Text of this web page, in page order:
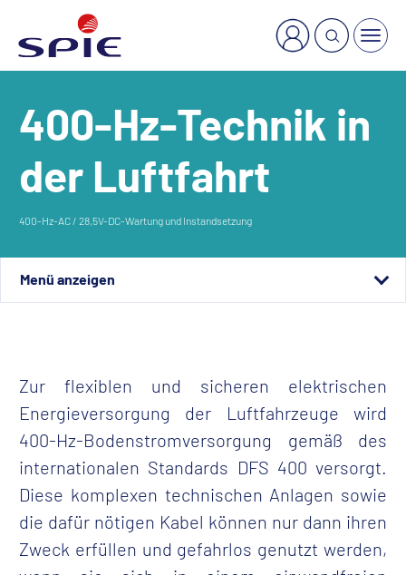
400-Hz-Technik in
der Luftfahrt
400-Hz-AC / 28,5V-DC-Wartung und Instandsetzung
Ihre Vorteile
Kontakt
Zur flexiblen und sicheren elektrischen
Energieversorgung der Luftfahrzeuge wird
400-Hz-Bodenstromversorgung gemäß des
internationalen Standards DFS 400 versorgt.
Diese komplexen technischen Anlagen sowie
die dafür nötigen Kabel können nur dann ihren
Zweck erfüllen und gefahrlos genutzt werden,